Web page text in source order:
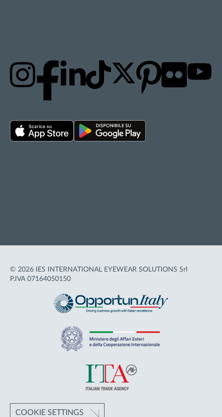
© 2026 IES INTERNATIONAL EYEWEAR SOLUTIONS Srl
P.IVA 07164050150
COOKIE SETTINGS